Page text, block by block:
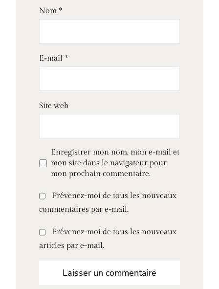
Nom *
E-mail *
Site web
Enregistrer mon nom, mon e-mail et
mon site dans le navigateur pour
mon prochain commentaire.
Prévenez-moi de tous les nouveaux
commentaires par e-mail.
Prévenez-moi de tous les nouveaux
articles par e-mail.